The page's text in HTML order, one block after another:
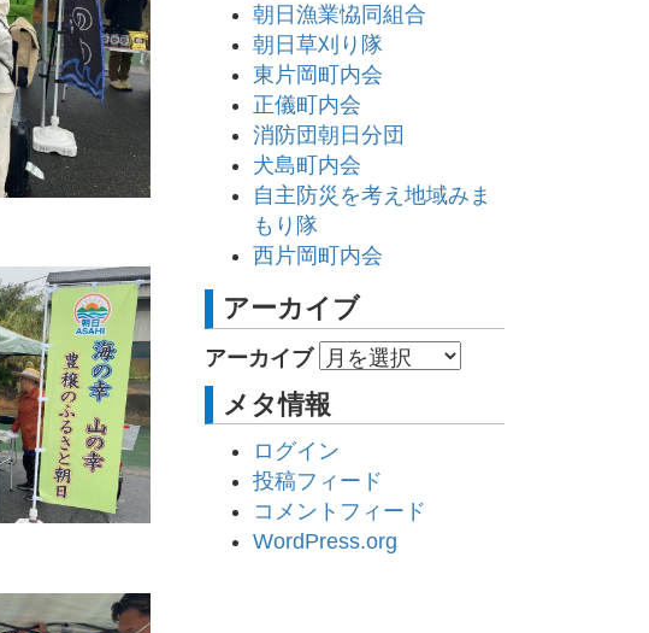
朝日漁業恊同組合
朝日草刈り隊
東片岡町内会
正儀町内会
消防団朝日分団
犬島町内会
自主防災を考え地域みま
もり隊
西片岡町内会
アーカイブ
アーカイブ
メタ情報
ログイン
投稿フィード
コメントフィード
WordPress.org